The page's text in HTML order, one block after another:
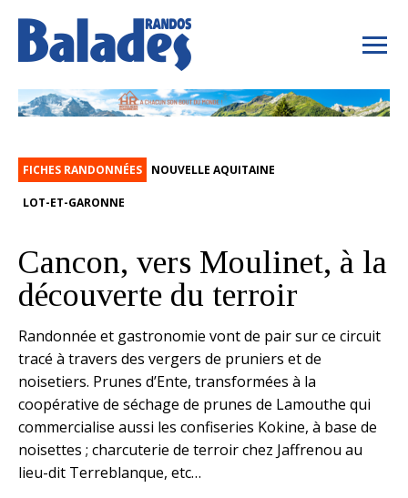
FICHES RANDONNÉES NOUVELLE AQUITAINE
LOT-ET-GARONNE
Cancon, vers Moulinet, à la
découverte du terroir
Randonnée et gastronomie vont de pair sur ce circuit
tracé à travers des vergers de pruniers et de
noisetiers. Prunes d’Ente, transformées à la
coopérative de séchage de prunes de Lamouthe qui
commercialise aussi les confiseries Kokine, à base de
noisettes ; charcuterie de terroir chez Jaffrenou au
lieu-dit Terreblanque, etc…